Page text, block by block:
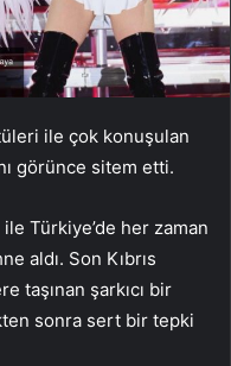
ile çok konuşulan
görünce sitem etti.
Türkiye’de her zaman
aldı. Son Kıbrıs
taşınan şarkıcı bir
sonra sert bir tepki